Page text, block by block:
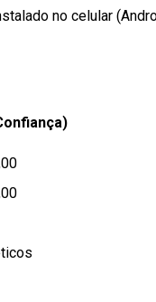
no celular